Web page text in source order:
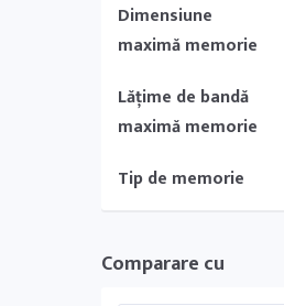
Dimensiune
maximă memorie
Lățime de bandă
maximă memorie
Tip de memorie
Comparare cu